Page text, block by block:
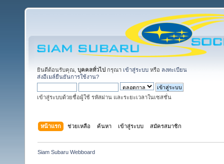
ยินดีต้อนรับคุณ, บุคคลทั่วไป กรุณา เข้าสู่ระบบ หรือ ลงทะเบียน
ส่งอีเมล์ยืนยันการใช้งาน?
เข้าสู่ระบบด้วยชื่อผู้ใช้ รหัสผ่าน และระยะเวลาในเซสชั่น
หน้าแรก ช่วยเหลือ ค้นหา เข้าสู่ระบบ สมัครสมาชิก
Siam Subaru Webboard